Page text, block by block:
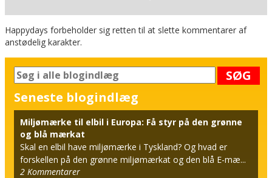
Happydays forbeholder sig retten til at slette kommentarer af
anstødelig karakter.
SØG
Seneste blogindlæg
Miljømærke til elbil i Europa: Få styr på den grønne
og blå mærkat
Skal en elbil have miljømærke i Tyskland? Og hvad er
forskellen på den grønne miljømærkat og den blå E-mæ...
2 Kommentarer